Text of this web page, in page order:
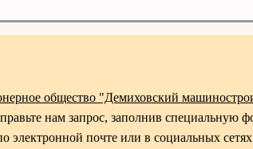
общество "Демиховский
нам запрос, заполнив специальную
почте или в социальных